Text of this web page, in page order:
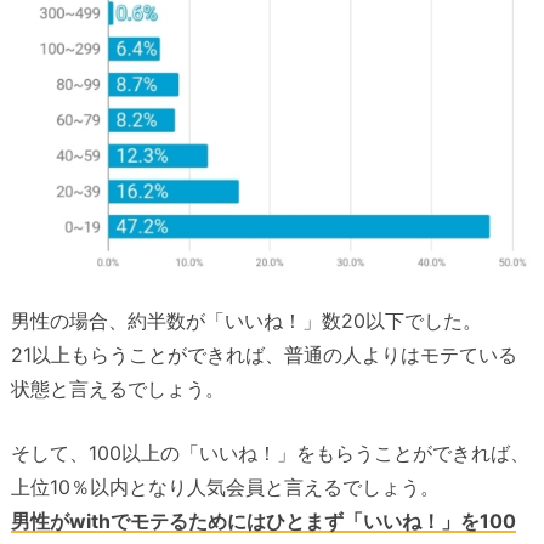
男性の場合、約半数が「いいね！」数20以下でした。
21以上もらうことができれば、普通の人よりはモテている
状態と言えるでしょう。
そして、100以上の「いいね！」をもらうことができれば、
上位10％以内となり人気会員と言えるでしょう。
男性がwithでモテるためにはひとまず「いいね！」を100